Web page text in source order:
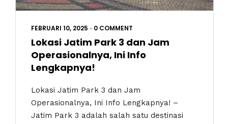
FEBRUARI 10, 2025 • 0 COMMENT
Lokasi Jatim Park 3 dan Jam
Operasionalnya, Ini Info
Lengkapnya!
Lokasi Jatim Park 3 dan Jam
Operasionalnya, Ini Info Lengkapnya! –
Jatim Park 3 adalah salah satu destinasi